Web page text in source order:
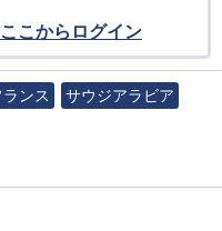
ここからログイン
ランス
サウジアラビア